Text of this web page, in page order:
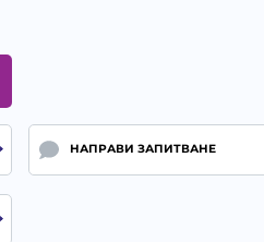
НАПРАВИ ЗАПИТВАНЕ